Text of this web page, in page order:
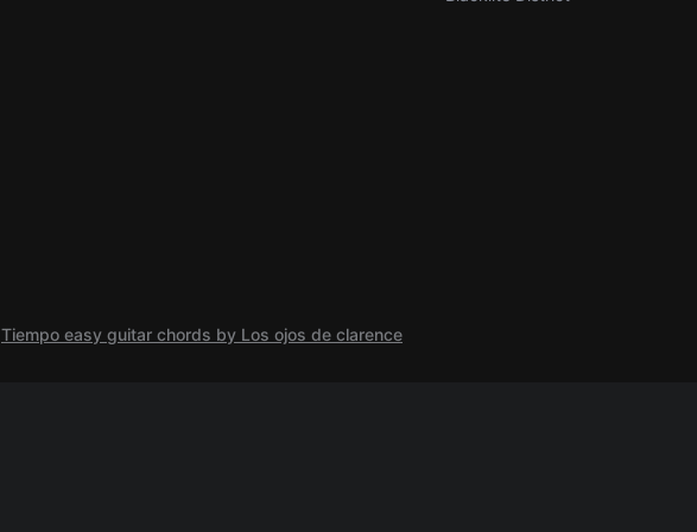
Tiempo easy guitar chords by Los ojos de clarence